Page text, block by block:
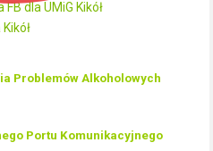
dla UMiG Kikół
Problemów Alkoholowych
Portu Komunikacyjnego